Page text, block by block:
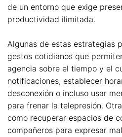
de un entorno que exige
productividad ilimitada.
Algunas de estas estrategias
gestos cotidianos que
agencia sobre el tiempo y el
notificaciones, establecer
desconexión o incluso usar
para frenar la telepresión.
como recuperar espacios de
compañeros para expresar